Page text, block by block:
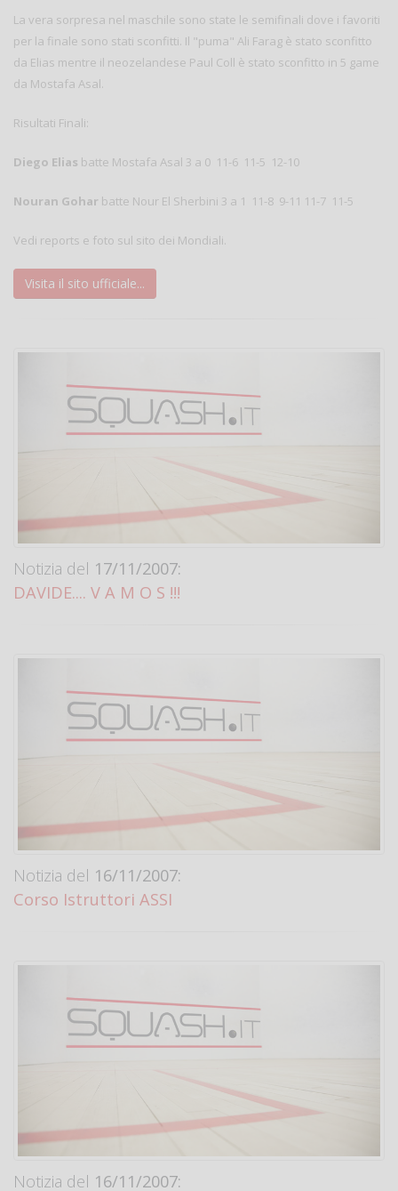
La vera sorpresa nel maschile sono state le semifinali dove i favoriti
per la finale sono stati sconfitti. Il "puma" Ali Farag è stato sconfitto
da Elias mentre il neozelandese Paul Coll è stato sconfitto in 5 game
da Mostafa Asal.
Risultati Finali:
Diego Elias batte Mostafa Asal 3 a 0 11-6 11-5 12-10
Nouran Gohar batte Nour El Sherbini 3 a 1 11-8 9-11 11-7 11-5
Vedi reports e foto sul sito dei Mondiali.
Visita il sito ufficiale...
Notizia del 17/11/2007:
DAVIDE.... V A M O S !!!
Notizia del 16/11/2007:
Corso Istruttori ASSI
Notizia del 16/11/2007: